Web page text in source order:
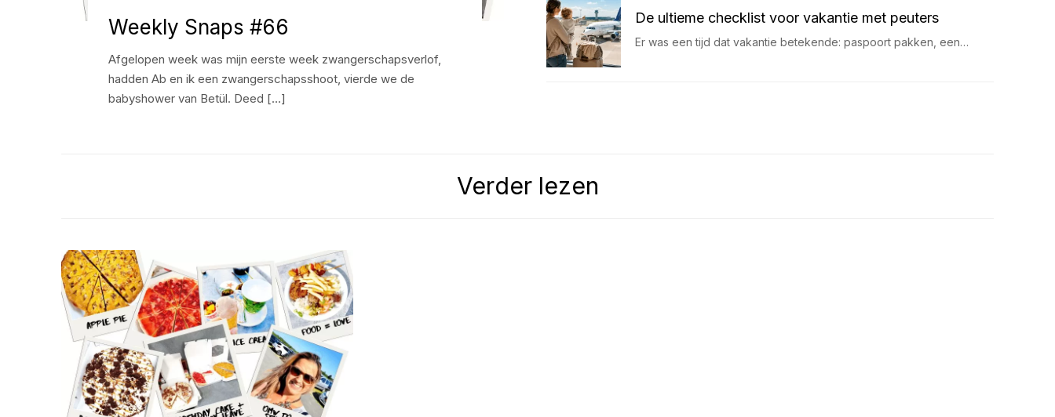
Weekly Snaps #66
Afgelopen week was mijn eerste week zwangerschapsverlof,
hadden Ab en ik een zwangerschapsshoot, vierde we de
babyshower van Betül. Deed […]
De ultieme checklist voor vakantie met peuters
Er was een tijd dat vakantie betekende: paspoort pakken, een…
Verder lezen